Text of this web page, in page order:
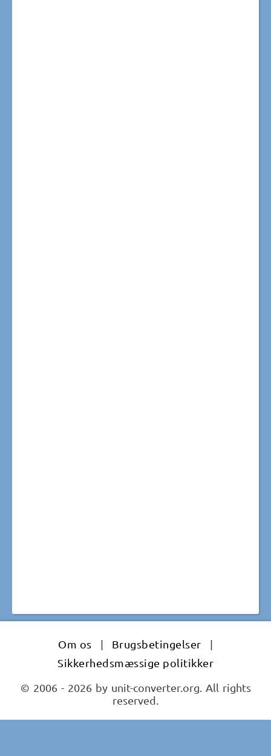
Om os | Brugsbetingelser
|
Sikkerhedsmæssige politikker
© 2006 - 2026 by unit-converter.org. All rights
reserved.